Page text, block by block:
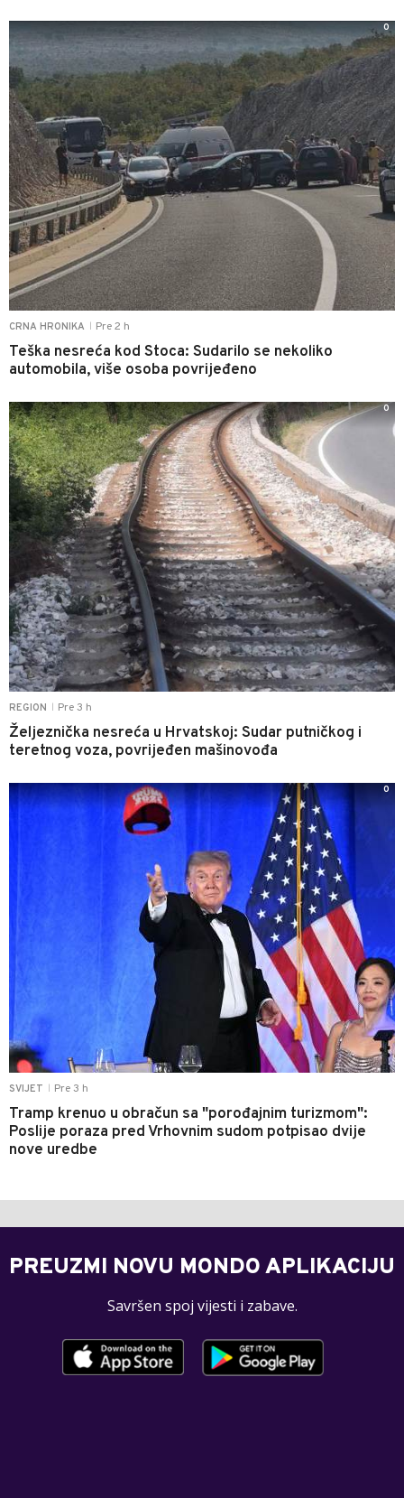
CRNA HRONIKA Pre 2 h
Teška nesreća kod Stoca: Sudarilo se nekoliko
automobila, više osoba povrijeđeno
0
REGION Pre 3 h
Željeznička nesreća u Hrvatskoj: Sudar putničkog i
teretnog voza, povrijeđen mašinovođa
0
SVIJET Pre 3 h
Tramp krenuo u obračun sa "porođajnim turizmom":
Poslije poraza pred Vrhovnim sudom potpisao dvije
nove uredbe
0
PREUZMI NOVU MONDO APLIKACIJU
Savršen spoj vijesti i zabave.